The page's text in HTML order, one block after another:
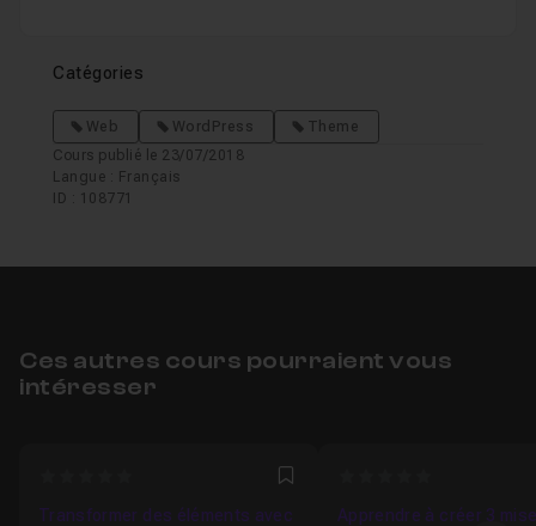
Catégories
Web WordPress
Theme
Cours publié le 23/07/2018
Langue : Français
ID : 108771
Ces autres cours pourraient vous
intéresser
Favori
Transformer des éléments avec
Apprendre à créer 3